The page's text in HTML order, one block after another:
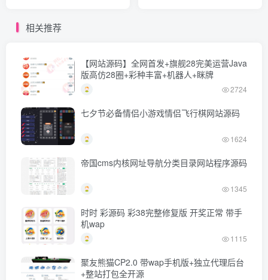
相关推荐
【网站源码】全网首发+旗舰28完美运营Java
版高仿28圈+彩种丰富+机器人+眯牌
2724
七夕节必备情侣小游戏情侣飞行棋网站源码
1624
帝国cms内核网址导航分类目录网站程序源码
1345
时时 彩源码 彩38完整修复版 开奖正常 带手
机wap
1115
聚友熊猫CP2.0 带wap手机版+独立代理后台
+整站打包全开源